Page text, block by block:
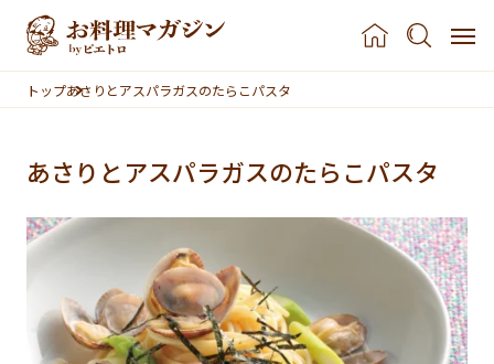
本文へスキップ
トップあさりとアスパラガスのたらこパスタ
あさりとアスパラガスのたらこパスタ